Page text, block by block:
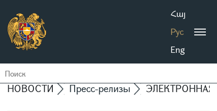
Հայ
Рус
Eng
НОВОСТИ Пресс-релизы ЭЛЕКТРОННАЯ